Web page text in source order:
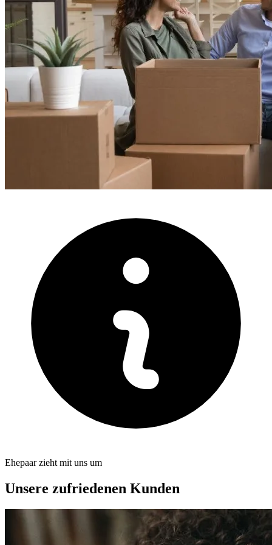
Ehepaar zieht mit uns um
Unsere zufriedenen Kunden